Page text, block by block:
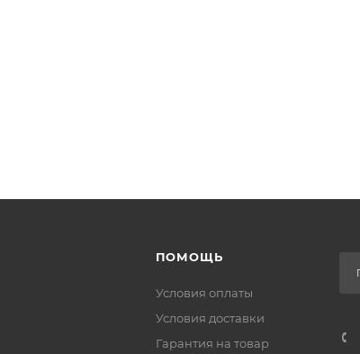
ПОМОЩЬ
Условия оплаты
Условия доставки
Гарантия на товар